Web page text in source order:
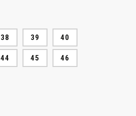
38 39 40
44 45 46